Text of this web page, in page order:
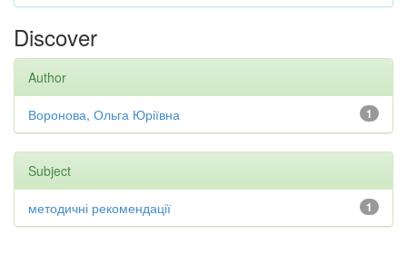
Discover
Author
1
Воронова, Ольга Юріївна
Subject
1
методичні рекомендації